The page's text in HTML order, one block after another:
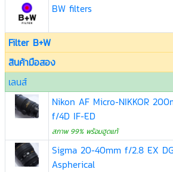
BW filters
Filter B+W
สินค้ามือสอง
เลนส์
Nikon AF Micro-NIKKOR
f/4D IF-ED
สภาพ 99% พร้อมฮูดแท้
Sigma 20-40mm f/2.8 EX DG
Aspherical